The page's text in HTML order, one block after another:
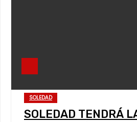
SOLEDAD
SOLEDAD TENDRÁ